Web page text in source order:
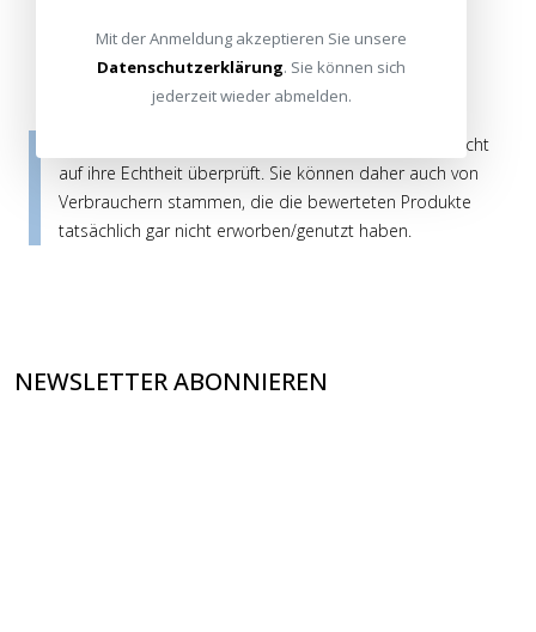
Die Bewertungen werden vor ihrer Veröffentlichung nicht
auf ihre Echtheit überprüft. Sie können daher auch von
Verbrauchern stammen, die die bewerteten Produkte
tatsächlich gar nicht erworben/genutzt haben.
NEWSLETTER ABONNIEREN
Mit der Anmeldung akzeptieren Sie unsere
Datenschutzerklärung. Sie können sich
jederzeit wieder abmelden.